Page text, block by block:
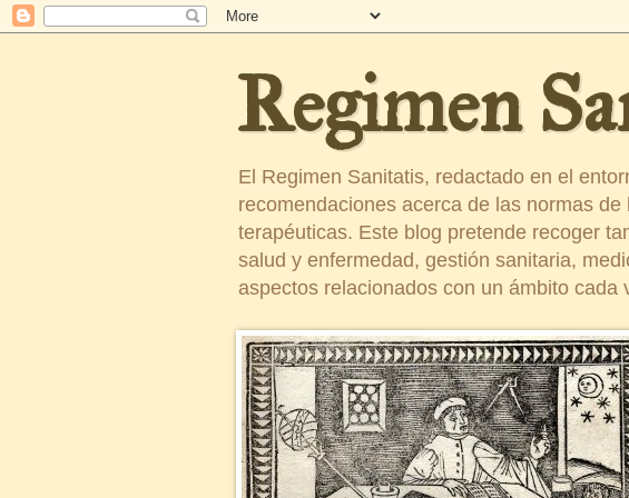
Regimen
El Regimen Sanitatis, redactado en el
recomendaciones acerca de las normas
terapéuticas. Este blog pretende recoger
salud y enfermedad, gestión sanitaria,
aspectos relacionados con un ámbito cada